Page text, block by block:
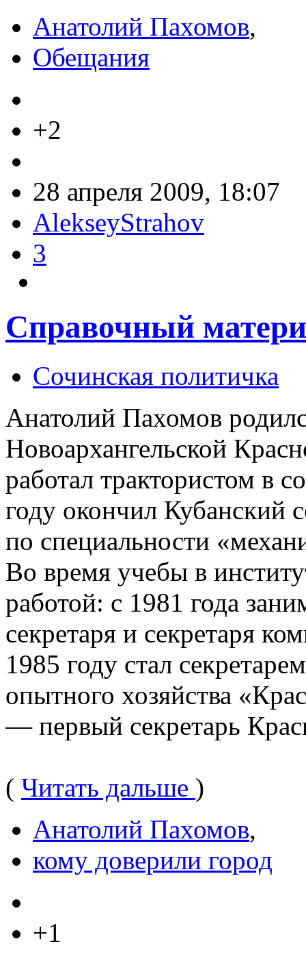
Анатолий Пахомов,
Обещания
+2
28 апреля 2009, 18:07
AlekseyStrahov
3
Справочный
Сочинская политичка
Анатолий Пахомов
Новоархангельской
работал трактористом в
году окончил Кубанский
по специальности
Во время учебы в
работой: с 1981 года
секретаря и секретаря
1985 году стал
опытного хозяйства
— первый секретарь
( Читать дальше )
Анатолий Пахомов,
кому доверили город
+1